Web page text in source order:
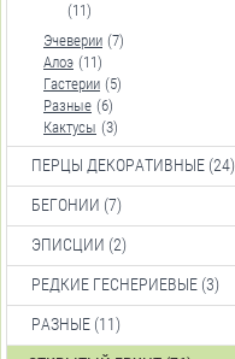
(11)
Эчеверии (7)
Алоэ (11)
Гастерии (5)
Разные (6)
Кактусы (3)
ПЕРЦЫ ДЕКОРАТИВНЫЕ (24)
БЕГОНИИ (7)
ЭПИСЦИИ (2)
РЕДКИЕ ГЕСНЕРИЕВЫЕ (3)
РАЗНЫЕ (11)